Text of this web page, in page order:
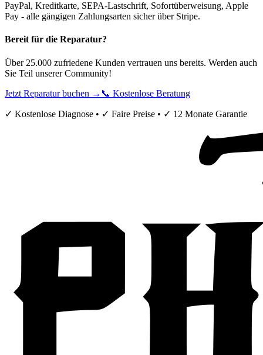
PayPal, Kreditkarte, SEPA-Lastschrift, Sofortüberweisung, Apple
Pay - alle gängigen Zahlungsarten sicher über Stripe.
Bereit für die Reparatur?
Über 25.000 zufriedene Kunden vertrauen uns bereits. Werden auch
Sie Teil unserer Community!
Jetzt Reparatur buchen → 📞 Kostenlose Beratung
✓ Kostenlose Diagnose • ✓ Faire Preise • ✓ 12 Monate Garantie